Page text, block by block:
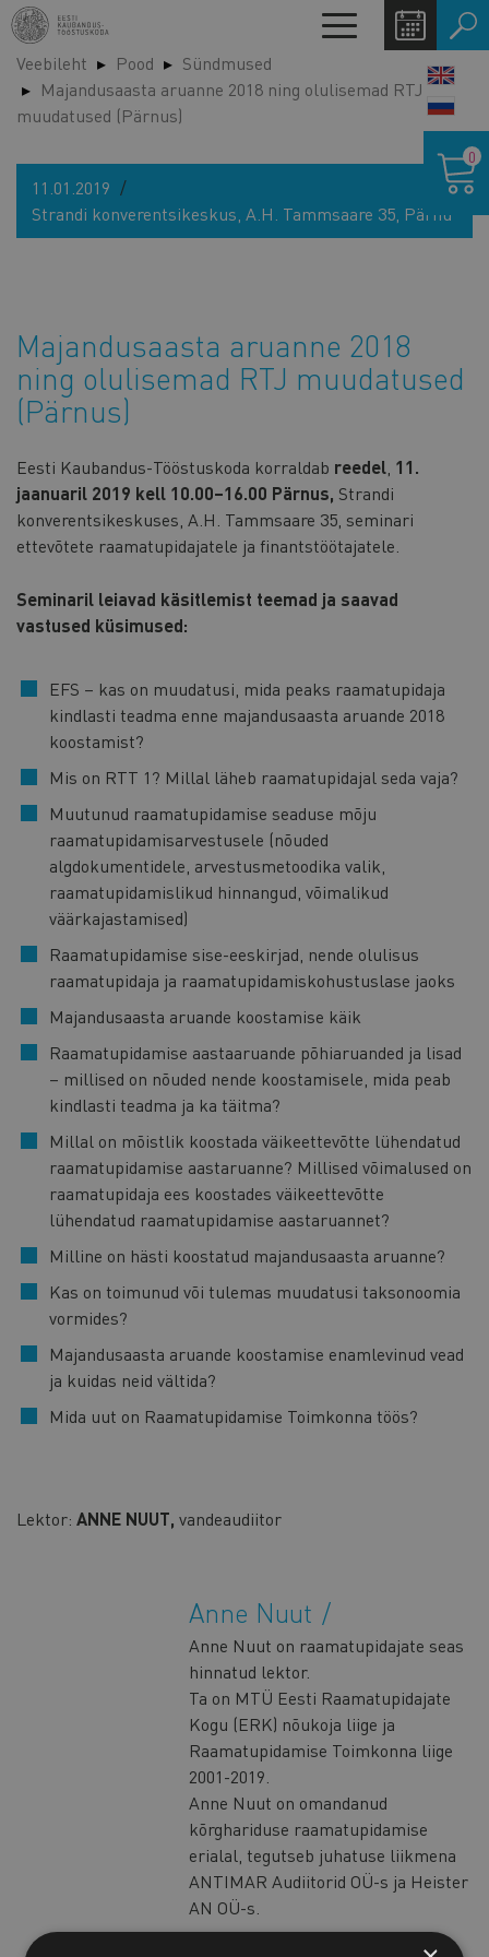
Liigu
edasi
põhisisu
juurde
Toggle
navigation
Veebileht Pood
Sündmused
Majandusaasta aruanne 2018 ning olulisemad RTJ
muudatused (Pärnus)
11.01.2019
Strandi konverentsikeskus, A.H. Tammsaare 35, Pärnu
Majandusaasta aruanne 2018
ning olulisemad RTJ muudatused
(Pärnus)
Eesti Kaubandus-Tööstuskoda korraldab reedel 11.
jaanuaril 2019 kell 10.00–16.00 Pärnus, Strandi
konverentsikeskuses, A.H. Tammsaare 35, seminari
ettevõtete raamatupidajatele ja finantstöötajatele.
Seminaril leiavad käsitlemist teemad ja saavad
vastused küsimused:
EFS – kas on muudatusi, mida peaks raamatupidaja
kindlasti teadma enne majandusaasta aruande 2018
koostamist?
Mis on RTT 1? Millal läheb raamatupidajal seda vaja?
Muutunud raamatupidamise seaduse mõju
raamatupidamisarvestusele (nõuded
algdokumentidele, arvestusmetoodika valik,
raamatupidamislikud hinnangud, võimalikud
väärkajastamised)
Raamatupidamise sise-eeskirjad, nende olulisus
raamatupidaja ja raamatupidamiskohustuslase jaoks
Majandusaasta aruande koostamise käik
Raamatupidamise aastaaruande põhiaruanded ja lisad
– millised on nõuded nende koostamisele, mida peab
kindlasti teadma ja ka täitma?
Millal on mõistlik koostada väikeettevõtte lühendatud
raamatupidamise aastaruanne? Millised võimalused on
raamatupidaja ees koostades väikeettevõtte
lühendatud raamatupidamise aastaruannet?
Milline on hästi koostatud majandusaasta aruanne?
Kas on toimunud või tulemas muudatusi taksonoomia
vormides?
Majandusaasta aruande koostamise enamlevinud vead
ja kuidas neid vältida?
Mida uut on Raamatupidamise Toimkonna töös?
Lektor: ANNE NUUT, vandeaudiitor
0
Anne Nuut
Anne Nuut on raamatupidajate seas
hinnatud lektor.
Ta on MTÜ Eesti Raamatupidajate
Kogu (ERK) nõukoja liige ja
Raamatupidamise Toimkonna liige
2001-2019.
Anne Nuut on omandanud
kõrghariduse raamatupidamise
erialal, tegutseb juhatuse liikmena
ANTIMAR Audiitorid OÜ-s ja Heister
AN OÜ-s.